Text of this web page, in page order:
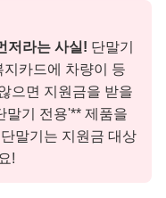
저라는 사실! 단말기
카드에 차량이 등
으면 지원금을 받을
말기 전용'** 제품을
말기는 지원금 대상
!